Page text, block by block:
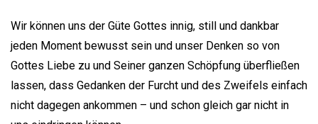
Wir können uns der Güte Gottes innig, still und dankbar
jeden Moment bewusst sein und unser Denken so von
Gottes Liebe zu und Seiner ganzen Schöpfung überfließen
lassen, dass Gedanken der Furcht und des Zweifels einfach
nicht dagegen ankommen – und schon gleich gar nicht in